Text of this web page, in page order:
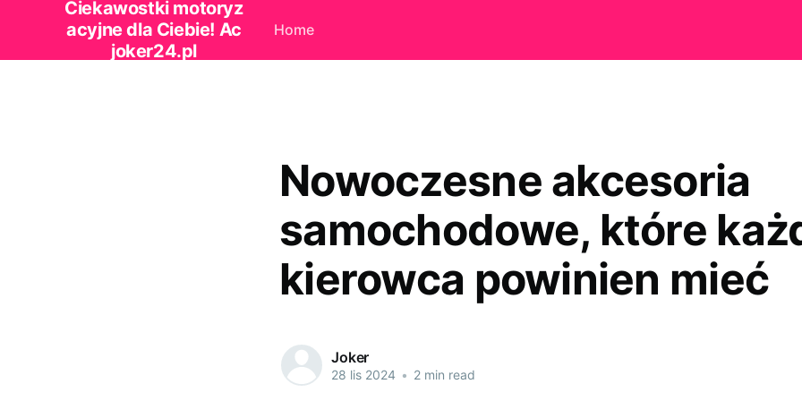
Ciekawostki motoryz
acyjne dla Ciebie! Ac
joker24.pl
Home
Nowoczesne akcesoria
samochodowe, które
kierowca powinien mieć
Joker
28 lis 2024 • 2 min read